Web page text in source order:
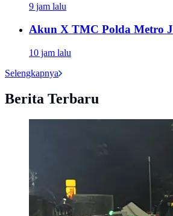
9 jam lalu
Akun X TMC Polda Metro
10 jam lalu
Selengkapnya
Berita Terbaru